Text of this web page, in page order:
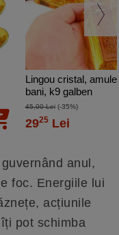
Lingou cristal,
bani, k9 galben
45,00 Lei(-35%)
2925Lei
anul,
foc. Energiile lui
acțiunile
pot schimba